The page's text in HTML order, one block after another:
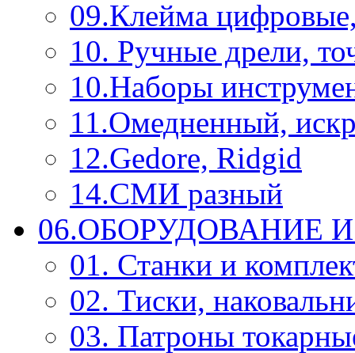
09.Клейма
10. Ручные дрели,
10.Наборы
11.Омедненный,
12.Gedore, Ridgid
14.СМИ разный
06.ОБОРУДОВАНИЕ
01. Станки и
02. Тиски,
03. Патроны